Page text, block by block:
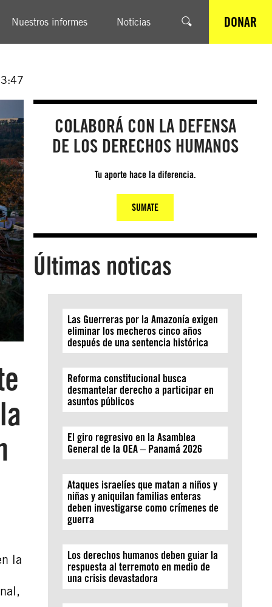
Nuestros informes Noticias DONAR
la
COLABORÁ CON LA DEFENSA
DE LOS DERECHOS HUMANOS
Tu aporte hace la diferencia.
SUMATE
Últimas noticas
Las Guerreras por la Amazonía exigen
eliminar los mecheros cinco años
después de una sentencia histórica
Reforma constitucional busca
desmantelar derecho a participar en
asuntos públicos
El giro regresivo en la Asamblea
General de la OEA – Panamá 2026
Ataques israelíes que matan a niños y
niñas y aniquilan familias enteras
deben investigarse como crímenes de
guerra
Los derechos humanos deben guiar la
respuesta al terremoto en medio de
una crisis devastadora